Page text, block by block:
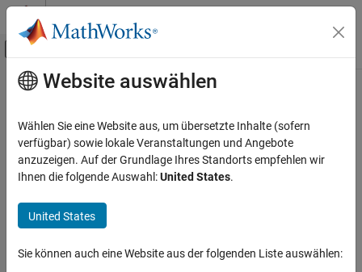
Weiter zum Inhalt
Umschaltung für Off-Canvas-
Startseite der Dokumentation
Hauptinhalt
How useful was this information?
Website auswählen
Wählen Sie eine Website aus, um übersetzte Inhalte (sofern
verfügbar) sowie lokale Veranstaltungen und Angebote
anzuzeigen. Auf der Grundlage Ihres Standorts empfehlen wir
Ihnen die folgende Auswahl:United States.
United States
Sie können auch eine Website aus der folgenden Liste auswählen: